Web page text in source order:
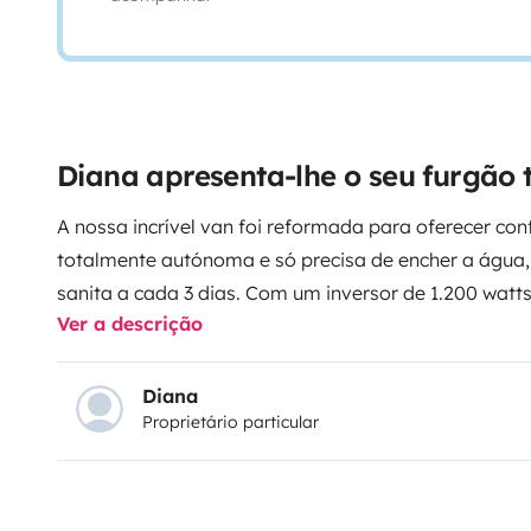
Diana apresenta-lhe o seu
A nossa incrível van foi reformada para oferecer
totalmente autónoma e só precisa de encher a
sanita a cada 3 dias. Com um inversor de 1.200
computadores e telefones e até usar uma varinha
novo que abre para os dois lados para que
fora da van e um suporte novo de bicicletas (para 2
aconchegantes com lençóis de algodão egípcio
para 2 camas). Tem utensílios de cozinha, 1 fogão,
Ver a descrição
Diana
Proprietário particular